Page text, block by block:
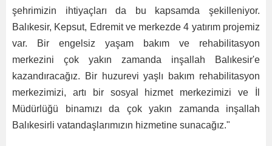
şehrimizin ihtiyaçları da bu kapsamda şekilleniyor.
Balıkesir, Kepsut, Edremit ve merkezde 4 yatırım projemiz
var. Bir engelsiz yaşam bakım ve rehabilitasyon
merkezini çok yakın zamanda inşallah Balıkesir'e
kazandıracağız. Bir huzurevi yaşlı bakım rehabilitasyon
merkezimizi, artı bir sosyal hizmet merkezimizi ve İl
Müdürlüğü binamızı da çok yakın zamanda inşallah
Balıkesirli vatandaşlarımızın hizmetine sunacağız."